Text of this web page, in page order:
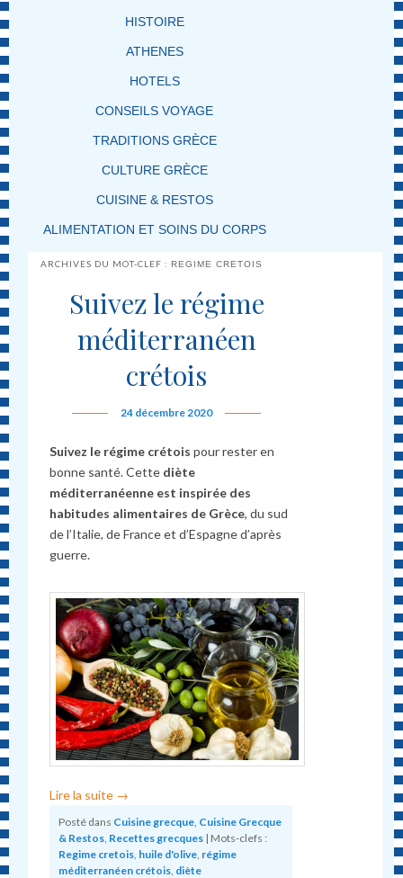
HISTOIRE
ATHENES
HOTELS
CONSEILS VOYAGE
TRADITIONS GRÈCE
CULTURE GRÈCE
CUISINE & RESTOS
ALIMENTATION ET SOINS DU CORPS
ARCHIVES DU MOT-CLEF :REGIME CRETOIS
Suivez le régime
méditerranéen
crétois
24 décembre 2020
Suivez le régime crétois pour rester en
bonne santé. Cette diète
méditerranéenne est inspirée des
habitudes alimentaires de Grèce, du sud
de l’Italie, de France et d’Espagne d’après
guerre.
Lire la suite →
Posté dans Cuisine grecque, Cuisine Grecque
& Restos, Recettes grecques | Mots-clefs :
Regime cretois, huile d'olive, régime
méditerranéen crétois, diète